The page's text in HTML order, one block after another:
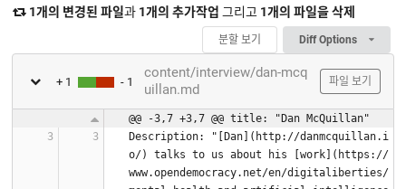
1개의 변경된 파일과 1개의 추가작업 그리고 1개의 파일을 삭제
분할 보기 Diff Options
+ 1 - 1
content/interview/dan-mcq
uillan.md
파일 보기
@@ -3,7 +3,7 @@ title: "Dan McQuillan"
Description: "[Dan](http://danmcquillan.i
o/) talks to us about his [work](https://
www.opendemocracy.net/en/digitaliberties/